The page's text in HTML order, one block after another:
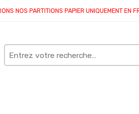
NOS PARTITIONS PAPIER UNIQUEMENT EN
Search
here